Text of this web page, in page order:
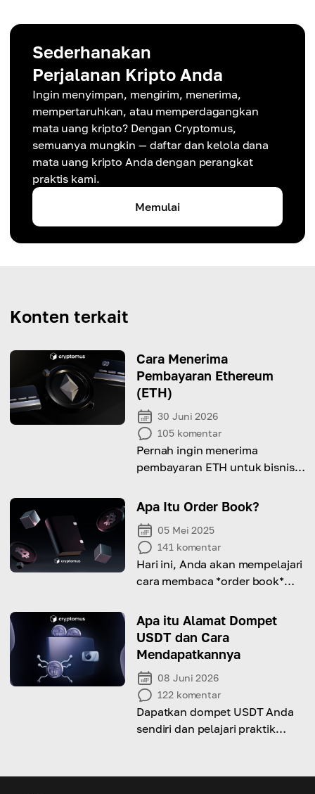
Sederhanakan
Perjalanan Kripto Anda
Ingin menyimpan, mengirim, menerima,
mempertaruhkan, atau memperdagangkan
mata uang kripto? Dengan Cryptomus,
semuanya mungkin — daftar dan kelola dana
mata uang kripto Anda dengan perangkat
praktis kami.
Memulai
Konten terkait
Cara Menerima
Pembayaran Ethereum
(ETH)
30 Juni 2026
105 komentar
Pernah ingin menerima
pembayaran ETH untuk bisnis
melakukannya dengan benar!
Apa Itu Order Book?
05 Mei 2025
141 komentar
Hari ini, Anda akan mempelajari
cara membaca *order book*
keputusan trading yang lebih
cerdas.
Apa itu Alamat Dompet
USDT dan Cara
Mendapatkannya
08 Juni 2026
122 komentar
Dapatkan dompet USDT Anda
sendiri dan pelajari praktik